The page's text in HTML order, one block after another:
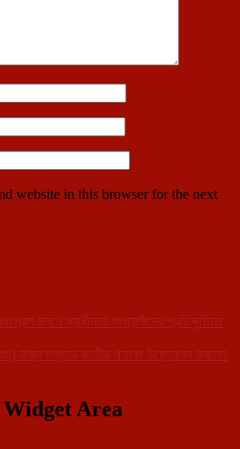
website in this browser for the next
কংগ্রেস ভবনে স্বাধীনতা সংগ্রামীদের প্রতিকৃতিতে
রাজ্য দপ্তরে জাতীয় পতাকা উত্তোলন করলেন
Area